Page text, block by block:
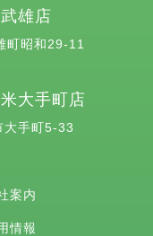
雄店
町昭和29-11
大手町店
大手町5-33
案内
情報